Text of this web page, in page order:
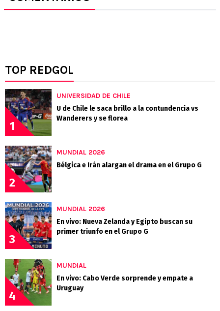
TOP REDGOL
1
UNIVERSIDAD DE CHILE
U de Chile le saca brillo a la contundencia vs
Wanderers y se florea
2
MUNDIAL 2026
Bélgica e Irán alargan el drama en el Grupo G
3
MUNDIAL 2026
En vivo: Nueva Zelanda y Egipto buscan su
primer triunfo en el Grupo G
4
MUNDIAL
En vivo: Cabo Verde sorprende y empate a
Uruguay